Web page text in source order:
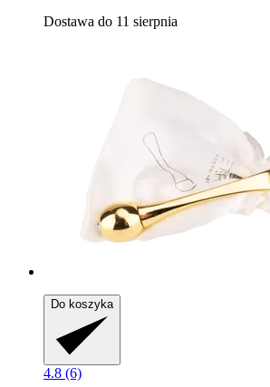
Dostawa do 11 sierpnia
Do koszyka
4.8 (6)